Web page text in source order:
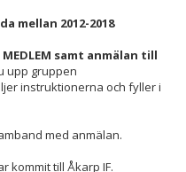
mellan 2012-2018
MEDLEM samt anmälan till
upp gruppen
instruktionerna och fyller i
med anmälan.
kommit till Åkarp IF.